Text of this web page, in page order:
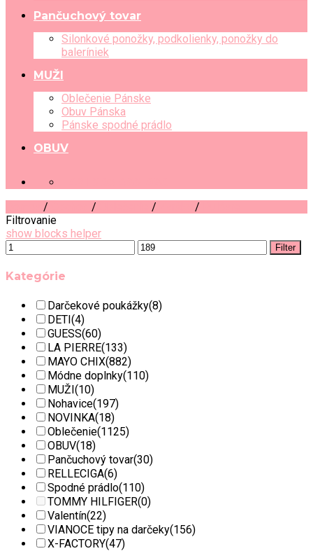
Pančuchový tovar
Silonkové ponožky, podkolienky, ponožky do
baleríniek
MUŽI
Oblečenie Pánske
Obuv Pánska
Pánske spodné prádlo
OBUV
/ / / /
Filtrovanie
show blocks helper
Filter
Kategórie
Darčekové poukážky(8)
DETI(4)
GUESS(60)
LA PIERRE(133)
MAYO CHIX(882)
Módne doplnky(110)
MUŽI(10)
Nohavice(197)
NOVINKA(18)
Oblečenie(1125)
OBUV(18)
Pančuchový tovar(30)
RELLECIGA(6)
Spodné prádlo(110)
TOMMY HILFIGER(0)
Valentín(22)
VIANOCE tipy na darčeky(156)
X-FACTORY(47)